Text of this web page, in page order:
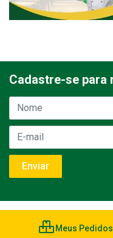
Cadastre-se para
Meus Pedidos